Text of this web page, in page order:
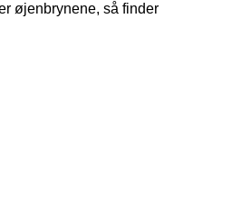
øjenbrynene, så finder